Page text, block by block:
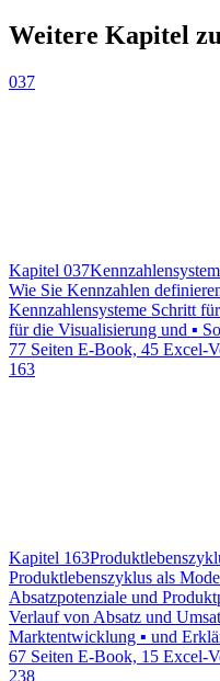
Weitere Kapitel
037
Kapitel 037
Wie Sie Kennzahlen
Kennzahlensysteme Schritt
für die Visualisierung und ▪
77 Seiten E-Book, 45 Excel-
163
Kapitel 163
Produktlebenszyklus als
Absatzpotenziale und
Verlauf von Absatz und
Marktentwicklung ▪ und
67 Seiten E-Book, 15 Excel-
238